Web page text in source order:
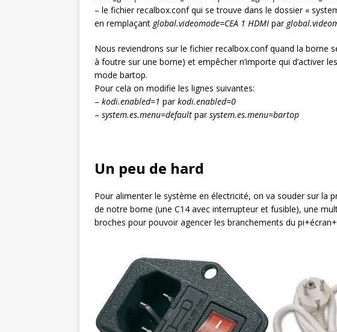
– le fichier recalbox.conf qui se trouve dans le dossier «
en remplaçant global.videomode=CEA 1 HDMI par
Nous reviendrons sur le fichier recalbox.conf quand la borne
à foutre sur une borne) et empêcher n’importe qui d’activer
mode bartop.
Pour cela on modifie les lignes suivantes:
– kodi.enabled=1 parkodi.enabled=0
– system.es.menu=default parsystem.es.menu=bartop
Un peu de hard
Pour alimenter le système en électricité, on va souder sur la
de notre borne (une C14 avec interrupteur et fusible), une
broches pour pouvoir agencer les branchements du